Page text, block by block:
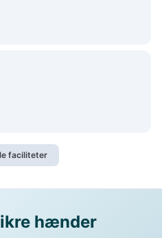
faciliteter
hænder